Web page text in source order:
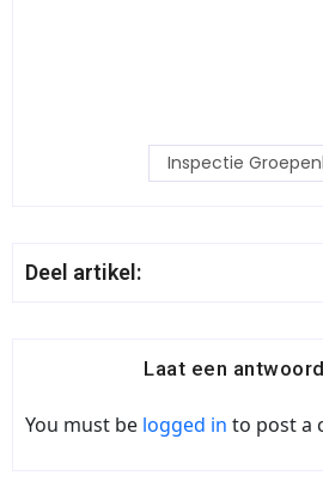
Inspectie
Deel artikel:
Laat een
You must be logged in to post a